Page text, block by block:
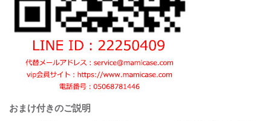
おまけ付きのご説明